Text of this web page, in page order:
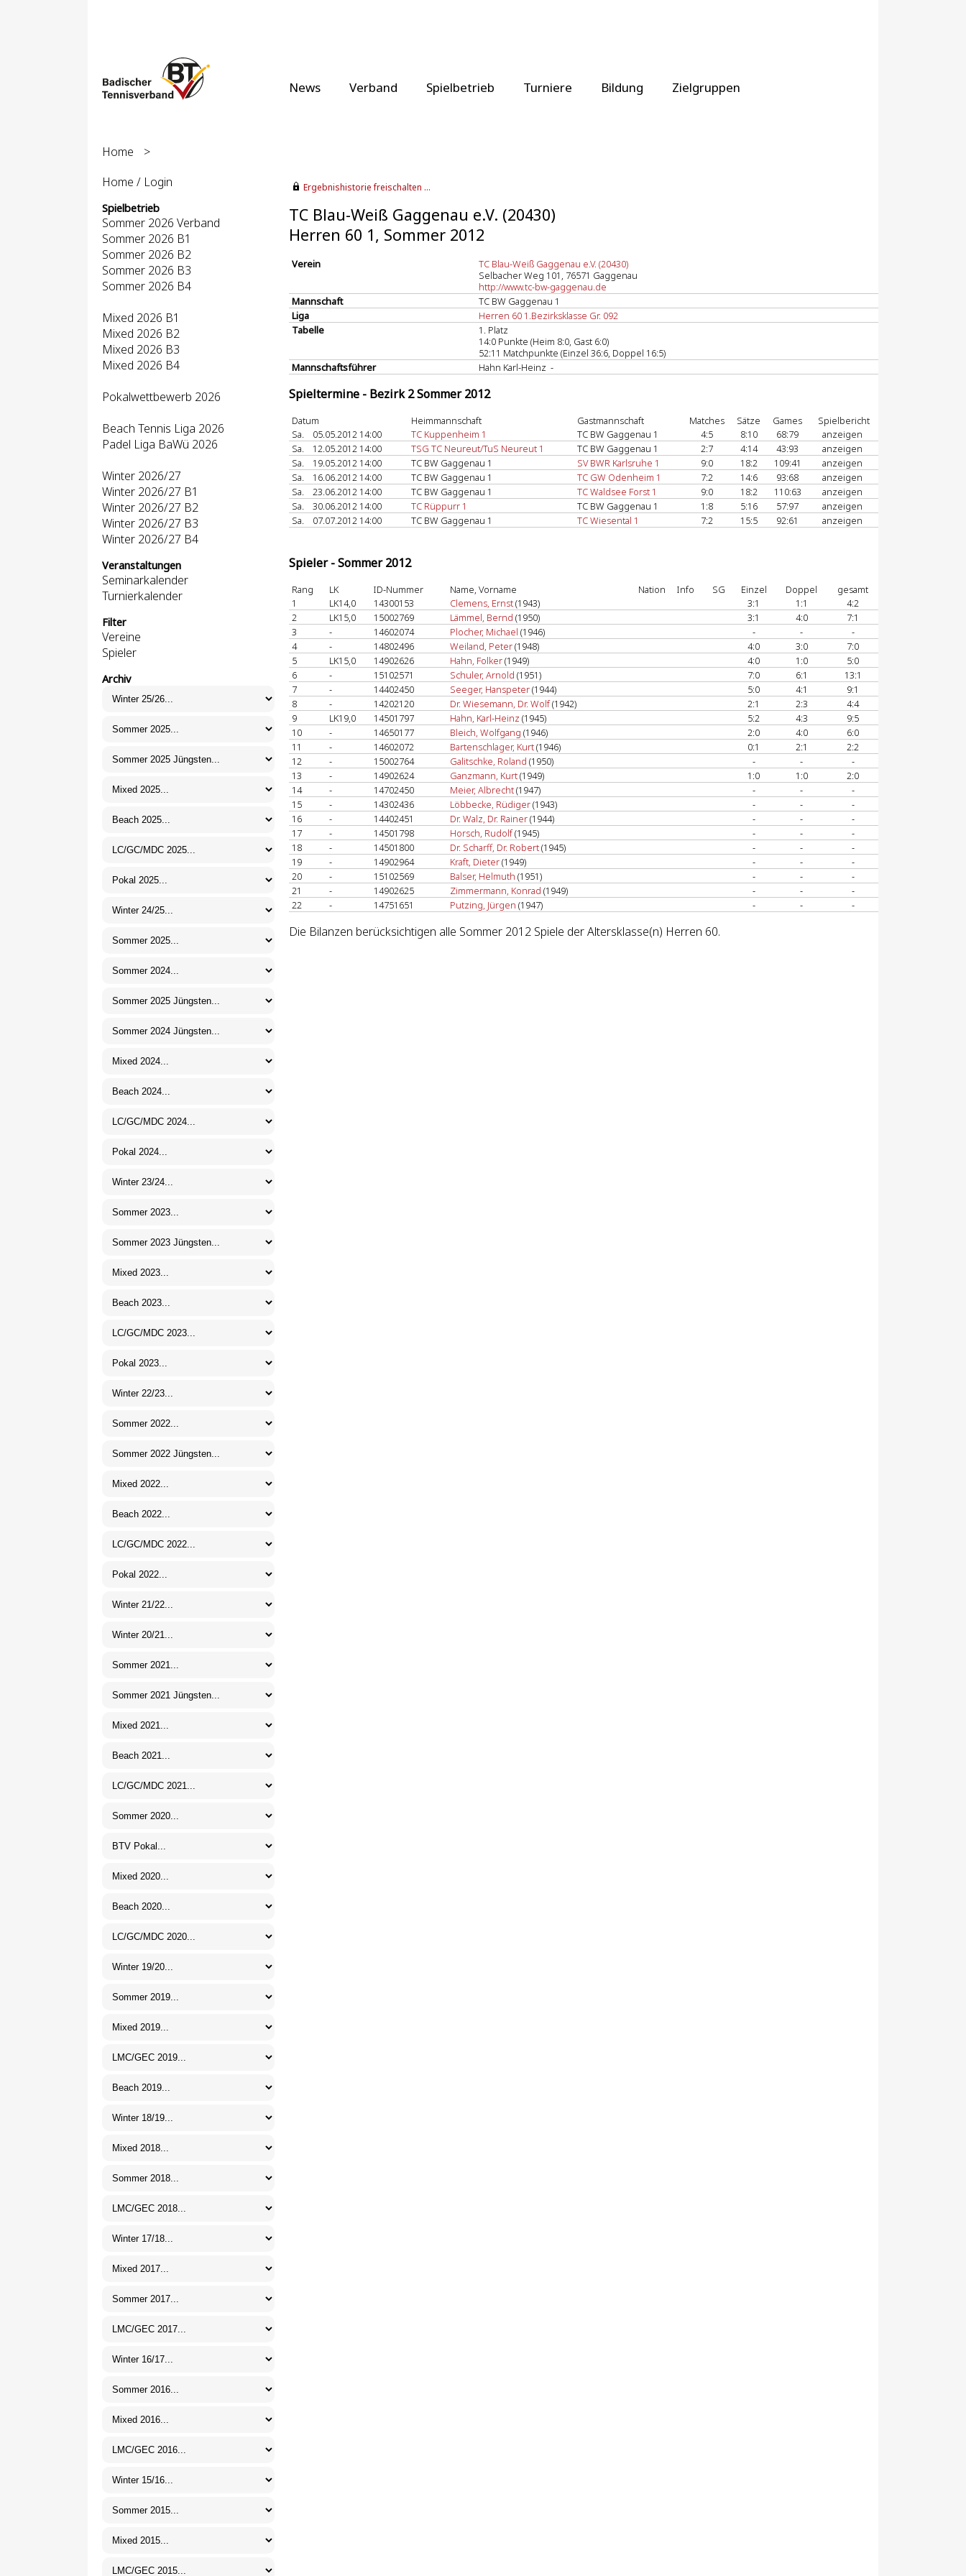
News Verband Spielbetrieb Turniere Bildung Zielgruppen
Home
>
Home / Login
Spielbetrieb
Sommer 2026 Verband
Sommer 2026 B1
Sommer 2026 B2
Sommer 2026 B3
Sommer 2026 B4
Mixed 2026 B1
Mixed 2026 B2
Mixed 2026 B3
Mixed 2026 B4
Pokalwettbewerb 2026
Beach Tennis Liga 2026
Padel Liga BaWü 2026
Winter 2026/27
Winter 2026/27 B1
Winter 2026/27 B2
Winter 2026/27 B3
Winter 2026/27 B4
Veranstaltungen
Seminarkalender
Turnierkalender
Filter
Vereine
Spieler
Archiv
Ergebnishistorie freischalten ...
TC Blau-Weiß Gaggenau e.V. (20430)
Herren 60 1, Sommer 2012
Verein
TC Blau-Weiß Gaggenau e.V. (20430)
Selbacher Weg 101, 76571 Gaggenau
http://www.tc-bw-gaggenau.de
Mannschaft
TC BW Gaggenau 1
Liga
Herren 60 1.Bezirksklasse Gr. 092
Tabelle
1. Platz
14:0 Punkte (Heim 8:0, Gast 6:0)
52:11 Matchpunkte (Einzel 36:6, Doppel 16:5)
Mannschaftsführer
Hahn Karl-Heinz -
Spieltermine - Bezirk 2 Sommer 2012
Datum Heimmannschaft Gastmannschaft Matches Sätze Games
Spielbericht
Sa.
05.05.2012 14:00 TC Kuppenheim 1 TC BW Gaggenau 1 4:5 8:10 68:79
anzeigen
Sa.
12.05.2012 14:00 TSG TC Neureut/TuS Neureut 1 TC BW Gaggenau 1 2:7 4:14 43:93
anzeigen
Sa.
19.05.2012 14:00 TC BW Gaggenau 1 SV BWR Karlsruhe 1 9:0 18:2 109:41
anzeigen
Sa.
16.06.2012 14:00 TC BW Gaggenau 1 TC GW Odenheim 1 7:2 14:6 93:68
anzeigen
Sa.
23.06.2012 14:00 TC BW Gaggenau 1 TC Waldsee Forst 1 9:0 18:2 110:63
anzeigen
Sa.
30.06.2012 14:00 TC Rüppurr 1 TC BW Gaggenau 1 1:8 5:16 57:97
anzeigen
Sa.
07.07.2012 14:00 TC BW Gaggenau 1 TC Wiesental 1 7:2 15:5 92:61 anzeigen
Spieler - Sommer 2012
Rang LK ID-Nummer Name, Vorname Nation Info SG Einzel Doppel
gesamt
1
LK14,0 14300153 Clemens, Ernst(1943) 3:1 1:1
4:2
2
LK15,0 15002769 Lämmel, Bernd (1950) 3:1 4:0
7:1
3
- 14602074 Plocher, Michael (1946) - -
-
4
- 14802496 Weiland, Peter(1948) 4:0 3:0
7:0
5
LK15,0 14902626 Hahn, Folker(1949) 4:0 1:0
5:0
6
- 15102571 Schuler, Arnold (1951) 7:0 6:1
13:1
7
- 14402450 Seeger, Hanspeter(1944) 5:0 4:1
9:1
8
- 14202120 Dr. Wiesemann, Dr. Wolf(1942) 2:1 2:3
4:4
9
LK19,0 14501797 Hahn, Karl-Heinz (1945) 5:2 4:3
9:5
10
- 14650177 Bleich, Wolfgang (1946) 2:0 4:0
6:0
11
- 14602072 Bartenschlager, Kurt(1946) 0:1 2:1
2:2
12
- 15002764 Galitschke, Roland (1950) - -
-
13
- 14902624 Ganzmann, Kurt(1949) 1:0 1:0
2:0
14
- 14702450 Meier, Albrecht(1947) - -
-
15
- 14302436 Löbbecke, Rüdiger(1943) - -
-
16
- 14402451 Dr. Walz, Dr. Rainer(1944) - -
-
17
- 14501798 Horsch, Rudolf(1945) - -
-
18
- 14501800 Dr. Scharff, Dr. Robert(1945) - -
-
19
- 14902964 Kraft, Dieter(1949) - -
-
20
- 15102569 Balser, Helmuth (1951) - -
-
21
- 14902625 Zimmermann, Konrad (1949) - -
-
22
- 14751651 Putzing, Jürgen (1947) - - -
Die Bilanzen berücksichtigen alle Sommer 2012 Spiele der Altersklasse(n) Herren 60.